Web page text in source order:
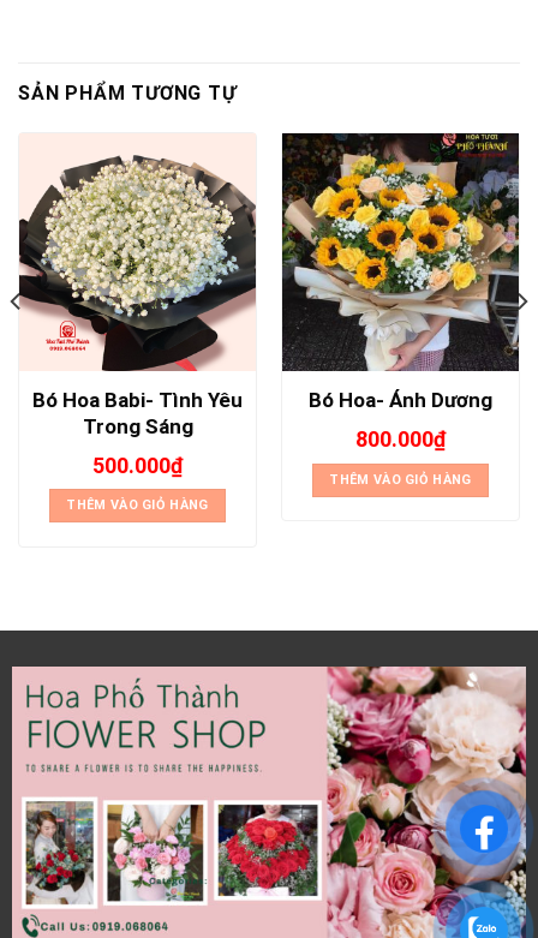
SẢN PHẨM TƯƠNG TỰ
Bó Hoa Babi- Tình Yêu
Trong Sáng
500.000₫
THÊM VÀO GIỎ HÀNG
Bó Hoa- Ánh Dương
800.000₫
THÊM VÀO GIỎ HÀNG